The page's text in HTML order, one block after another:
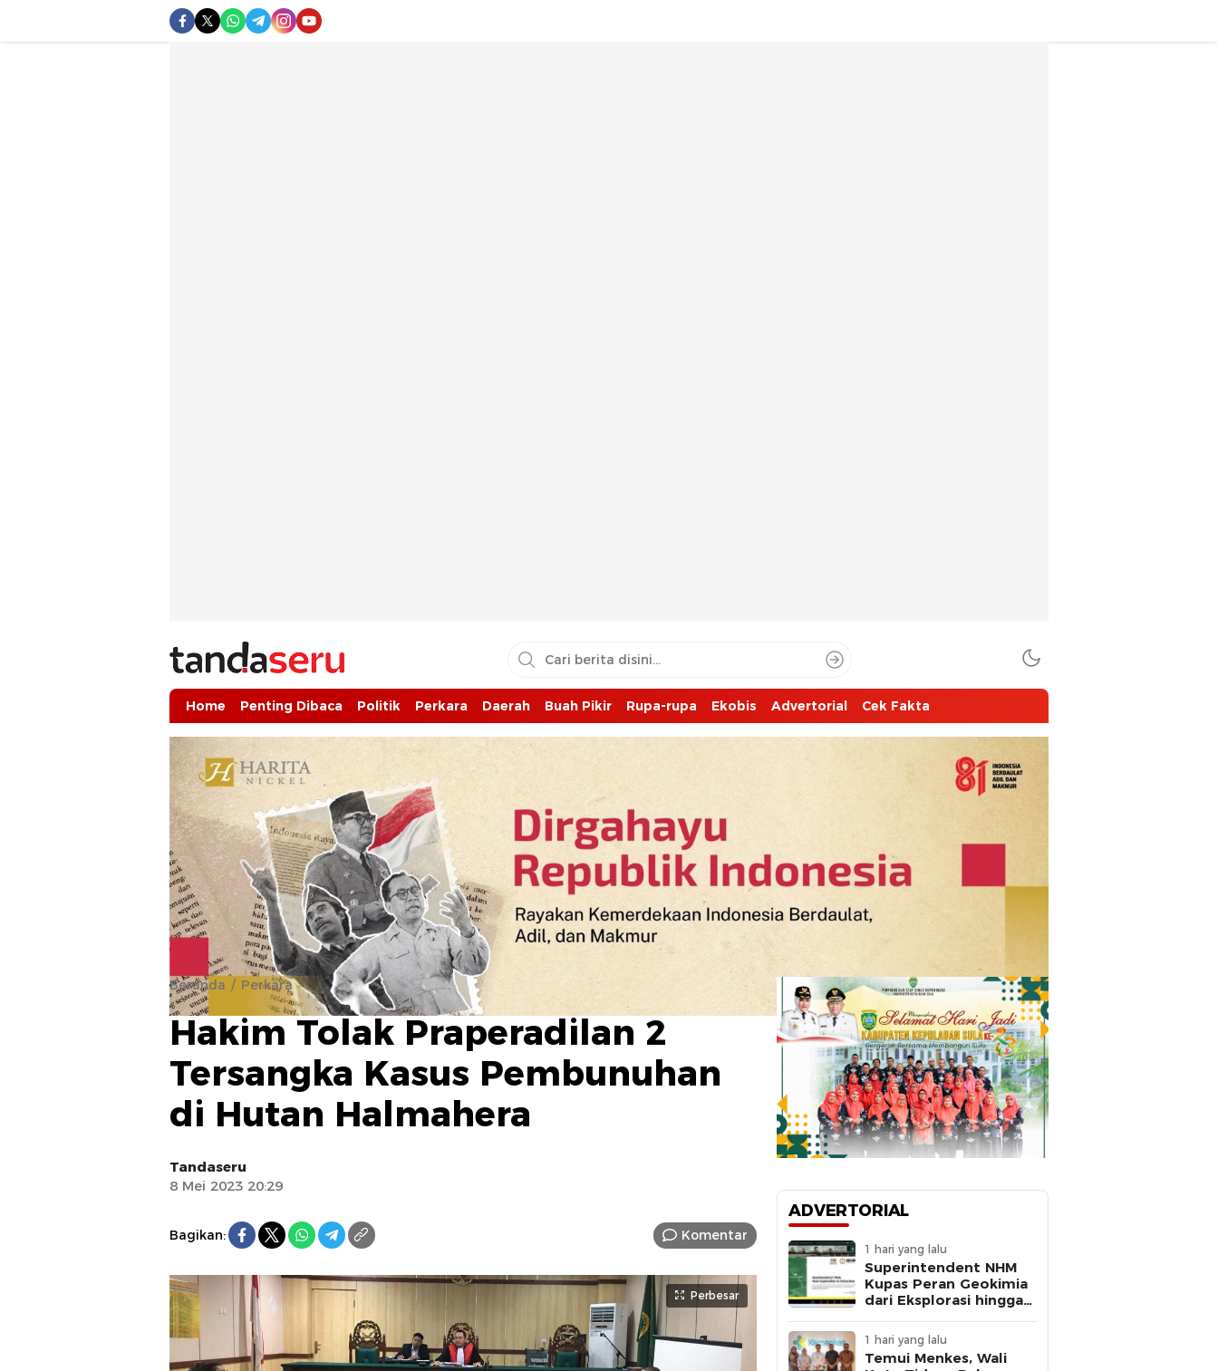
tandaseru.com | Penting Dibaca
tandaseru.com
Home Penting Dibaca Politik Perkara Daerah Buah Pikir Rupa-rupa Ekobis Advertorial Cek Fakta
Beranda Perkara
Hakim Tolak Praperadilan 2
Tersangka Kasus Pembunuhan
di Hutan Halmahera
Tandaseru
8 Mei 2023 20:29
Bagikan: Komentar
Perbesar
ADVERTORIAL
1 hari yang lalu
Superintendent NHM
Kupas Peran Geokimia
dari Eksplorasi hingga
Webinar MGEI-SC UNG
1 hari yang lalu
Temui Menkes, Wali